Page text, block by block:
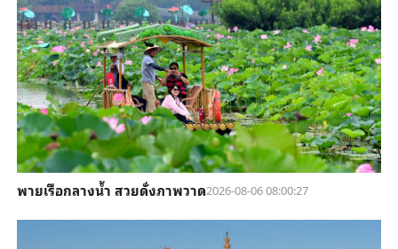
พายเรือกลางน้ำ สวยดั่งภาพวาด2026-08-06 08:00:27